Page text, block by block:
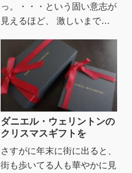
っ。・・・という固い意志が
見えるほど、 激しいまでに
をたまにみかける。手袋、腕
カバーはもちろん、 溶接工
の人が...
ダニエル・ウェリントンの
クリスマスギフトを
さすがに年末に街に出ると、
街も歩いてる人も華やかに見